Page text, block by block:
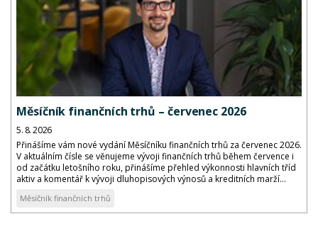
Měsíčník finančních trhů – červenec 2026
5. 8. 2026
Přinášíme vám nové vydání Měsíčníku finančních trhů za červenec 2026.
V aktuálním čísle se věnujeme vývoji finančních trhů během července i
od začátku letošního roku, přinášíme přehled výkonnosti hlavních tříd
aktiv a komentář k vývoji dluhopisových výnosů a kreditních marží...
Měsíčník finančních trhů